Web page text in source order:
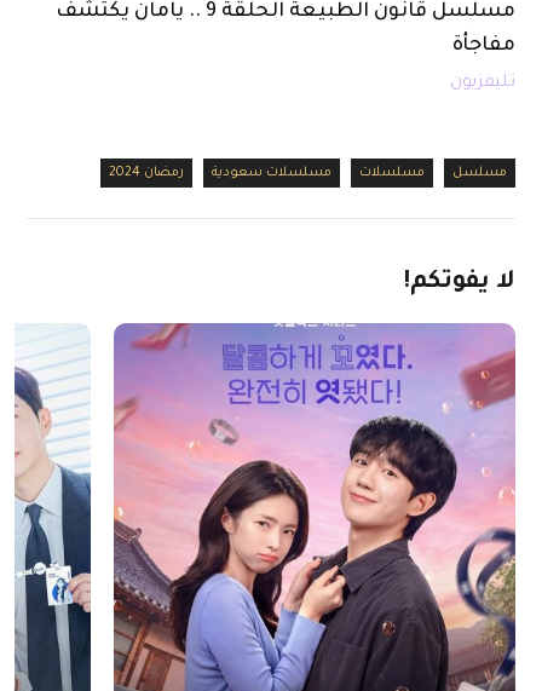
مسلسل قانون الطبيعة الحلقة 9 .. يامان يكتشف
مفاجأة
تليفزيون
مسلسل مسلسلات مسلسلات سعودية رمضان 2024
لا يفوتكم!